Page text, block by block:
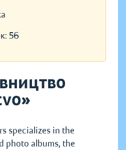
56
specializes in the
photo albums, the